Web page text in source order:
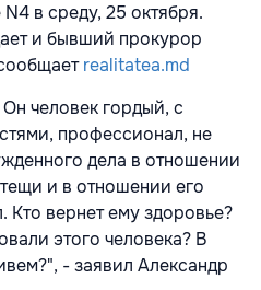
в среду, 25 октября.
и бывший прокурор
realitatea.md
человек гордый, с
профессионал, не
дела в отношении
и в отношении его
вернет ему здоровье?
этого человека? В
- заявил Александр